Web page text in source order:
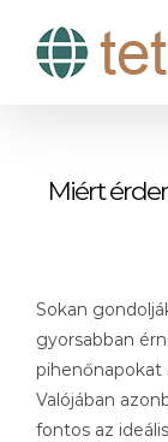
Miért
Sokan
gyorsabban
pihenőnapokat
Valójában
fontos az